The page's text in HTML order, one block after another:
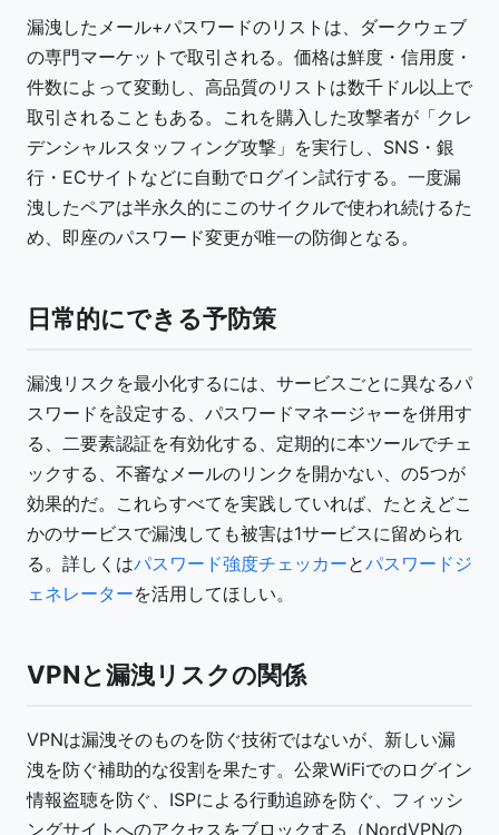
漏洩したメール+パスワードのリストは、ダークウェブ
の専門マーケットで取引される。価格は鮮度・信用度・
件数によって変動し、高品質のリストは数千ドル以上で
取引されることもある。これを購入した攻撃者が「クレ
デンシャルスタッフィング攻撃」を実行し、SNS・銀
行・ECサイトなどに自動でログイン試行する。一度漏
洩したペアは半永久的にこのサイクルで使われ続けるた
め、即座のパスワード変更が唯一の防御となる。
日常的にできる予防策
漏洩リスクを最小化するには、サービスごとに異なるパ
スワードを設定する、パスワードマネージャーを併用す
る、二要素認証を有効化する、定期的に本ツールでチェ
ックする、不審なメールのリンクを開かない、の5つが
効果的だ。これらすべてを実践していれば、たとえどこ
かのサービスで漏洩しても被害は1サービスに留められ
る。詳しくはパスワード強度チェッカーとパスワードジ
ェネレーターを活用してほしい。
VPNと漏洩リスクの関係
VPNは漏洩そのものを防ぐ技術ではないが、新しい漏
洩を防ぐ補助的な役割を果たす。公衆WiFiでのログイン
情報盗聴を防ぐ、ISPによる行動追跡を防ぐ、フィッシ
ングサイトへのアクセスをブロックする（NordVPNの